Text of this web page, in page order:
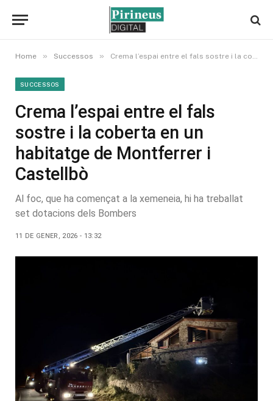
Home » Successos » Crema l’espai entre el fals sostre i la coberta en un habitatge de Montferrer i Castellbò
SUCCESSOS
Crema l’espai entre el fals
sostre i la coberta en un
habitatge de Montferrer i
Castellbò
Al foc, que ha començat a la xemeneia, hi ha treballat
set dotacions dels Bombers
11 DE GENER, 2026 - 13:32